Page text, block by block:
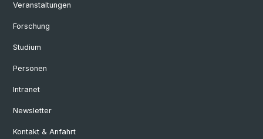
Veranstaltungen
Forschung
Studium
Personen
Intranet
Newsletter
Kontakt & Anfahrt